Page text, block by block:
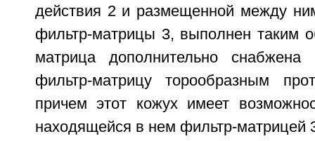
действия 2 и размещенной между
фильтр-матрицы 3, выполнен таким
матрица дополнительно
фильтр-матрицу торообразным
причем этот кожух имеет
находящейся в нем фильтр-матрицей